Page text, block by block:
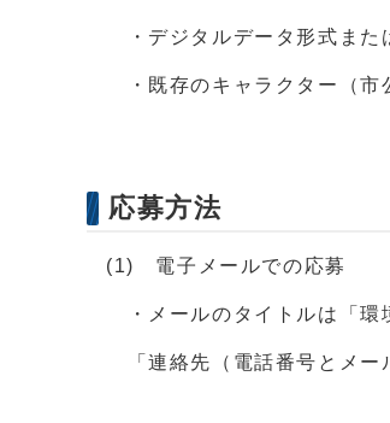
・デジタルデータ形式また
・既存のキャラクター（市
応募方法
(1) 電子メールでの応募
・メールのタイトルは「環
「連絡先（電話番号とメー